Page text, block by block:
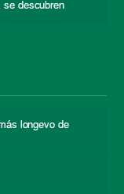
se descubren
longevo de